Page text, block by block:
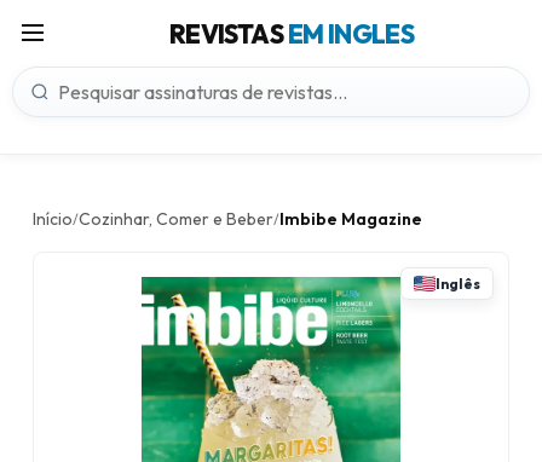
REVISTASEM INGLES
Início/Cozinhar, Comer e Beber/Imbibe Magazine
Inglês